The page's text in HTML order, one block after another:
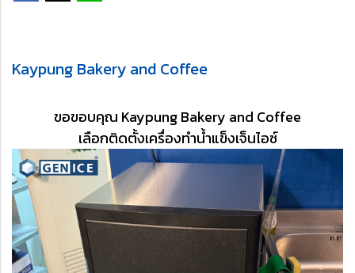
Kaypung Bakery and Coffee
ขอขอบคุณ Kaypung Bakery and Coffee
เลือกติดตั้งเครื่องทำน้ำแข็งเจ็นไอซ์